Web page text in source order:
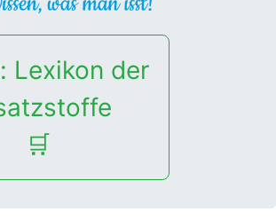
Lexikon der
🛒